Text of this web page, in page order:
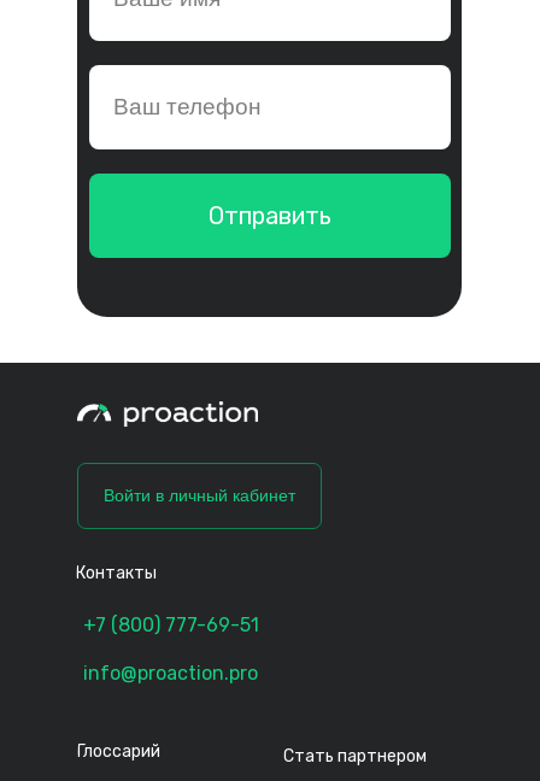
Отправить
Войти в личный кабинет
Стать партнером
+7 (800) 777-69-51
info@proaction.pro
Глоссарий
Контакты